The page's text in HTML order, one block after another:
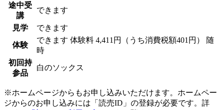
途中受
講
できます
見学 できます
体験
できます 体験料 4,411円（うち消費税額401円）
随
時
初回持
参品
白のソックス
※ホームページからもお申し込みいただけます。ホームペー
ジからのお申し込みには「読売ID」の登録が必要です。詳